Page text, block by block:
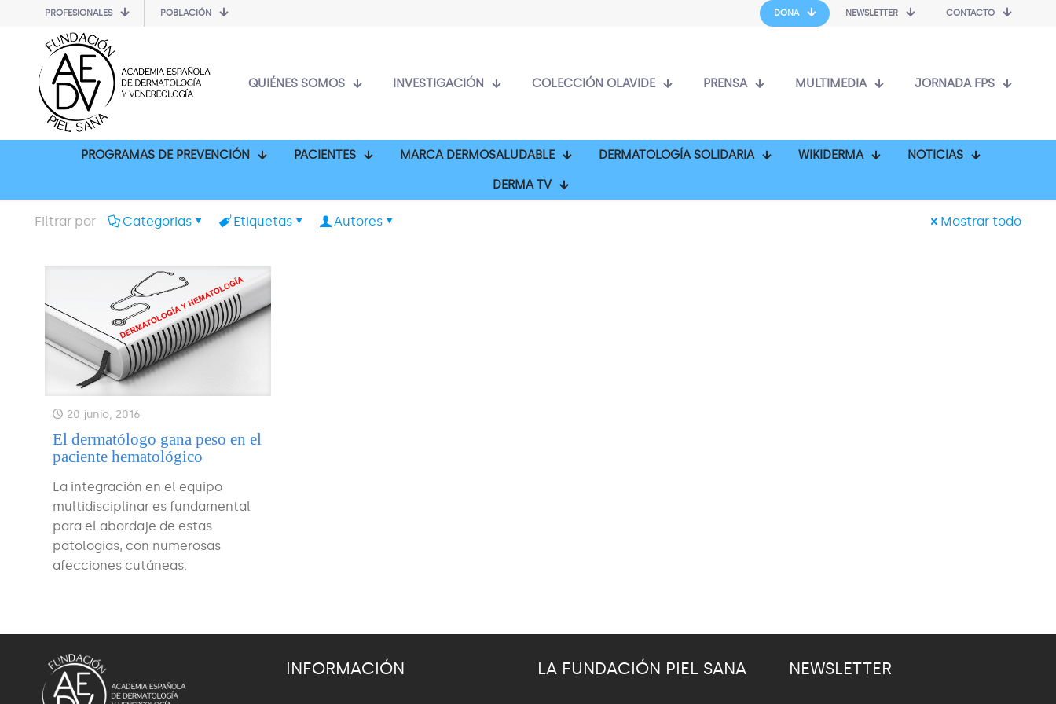
PROFESIONALES POBLACIÓN DONA NEWSLETTER CONTACTO
QUIÉNES SOMOS INVESTIGACIÓN COLECCIÓN OLAVIDE PRENSA MULTIMEDIA JORNADA FPS
PROGRAMAS DE PREVENCIÓN PACIENTES MARCA DERMOSALUDABLE DERMATOLOGÍA SOLIDARIA WIKIDERMA NOTICIAS
DERMA TV
Filtrar por Categorias Etiquetas Autores Mostrar todo
20 junio, 2016
El dermatólogo gana peso en el
paciente hematológico
La integración en el equipo
multidisciplinar es fundamental
para el abordaje de estas
patologías, con numerosas
afecciones cutáneas.
INFORMACIÓN LA FUNDACIÓN PIEL SANA NEWSLETTER